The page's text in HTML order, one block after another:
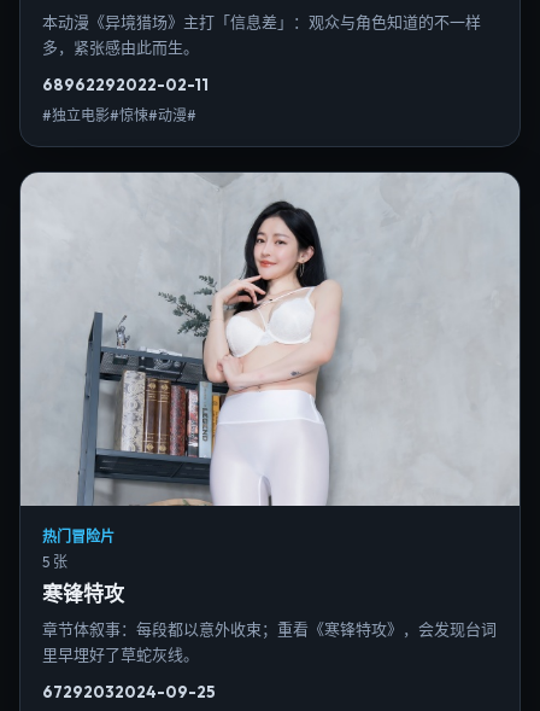
本动漫《异境猎场》主打「信息差」：观众与角色知道的不一样
多，紧张感由此而生。
68962292022-02-11
#独立电影#惊悚#动漫#
热门冒险片
5 张
寒锋特攻
章节体叙事：每段都以意外收束；重看《寒锋特攻》，会发现台词
里早埋好了草蛇灰线。
67292032024-09-25